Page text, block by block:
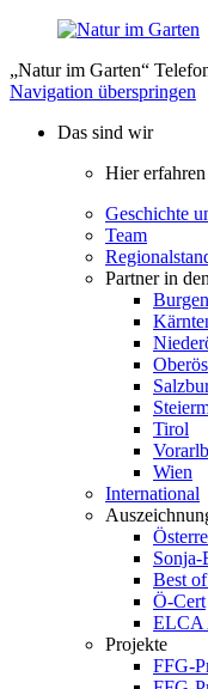
„Natur im Garten“
Navigation überspringen
Das sind wir
Hier
Geschichte
Team
Partner in
Tirol
Wien
International
Sonja-
Best
Ö-Cert
ELCA
Projekte
FFG-